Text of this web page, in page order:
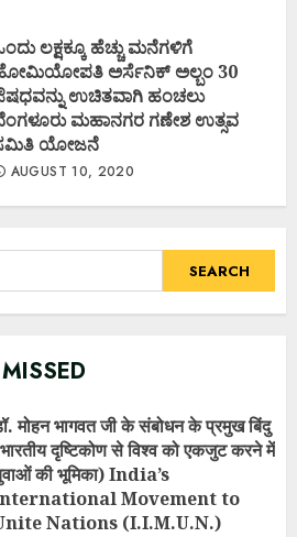
ಲಕ್ಷಕ್ಕೂ ಹೆಚ್ಚು ಮನೆಗಳಿಗೆ
ಅರ್ಸೆನಿಕ್ ಅಲ್ಬಂ 30
ಉಚಿತವಾಗಿ ಹಂಚಲು
ಮಹಾನಗರ ಗಣೇಶ ಉತ್ಸವ
ಯೋಜನೆ
AUGUST 10, 2020
मोहन भागवत जी के संबोधन के प्रमुख बिंदु
दृष्टिकोण से विश्व को एकजुट करने में
की भूमिका) India’s
Movement to
Nations (I.I.M.U.N.)